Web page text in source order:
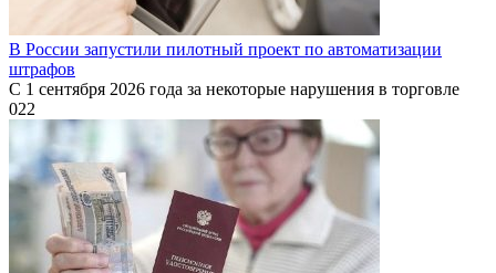
В России запустили пилотный проект по автоматизации
штрафов
С 1 сентября 2026 года за некоторые нарушения в торговле
022